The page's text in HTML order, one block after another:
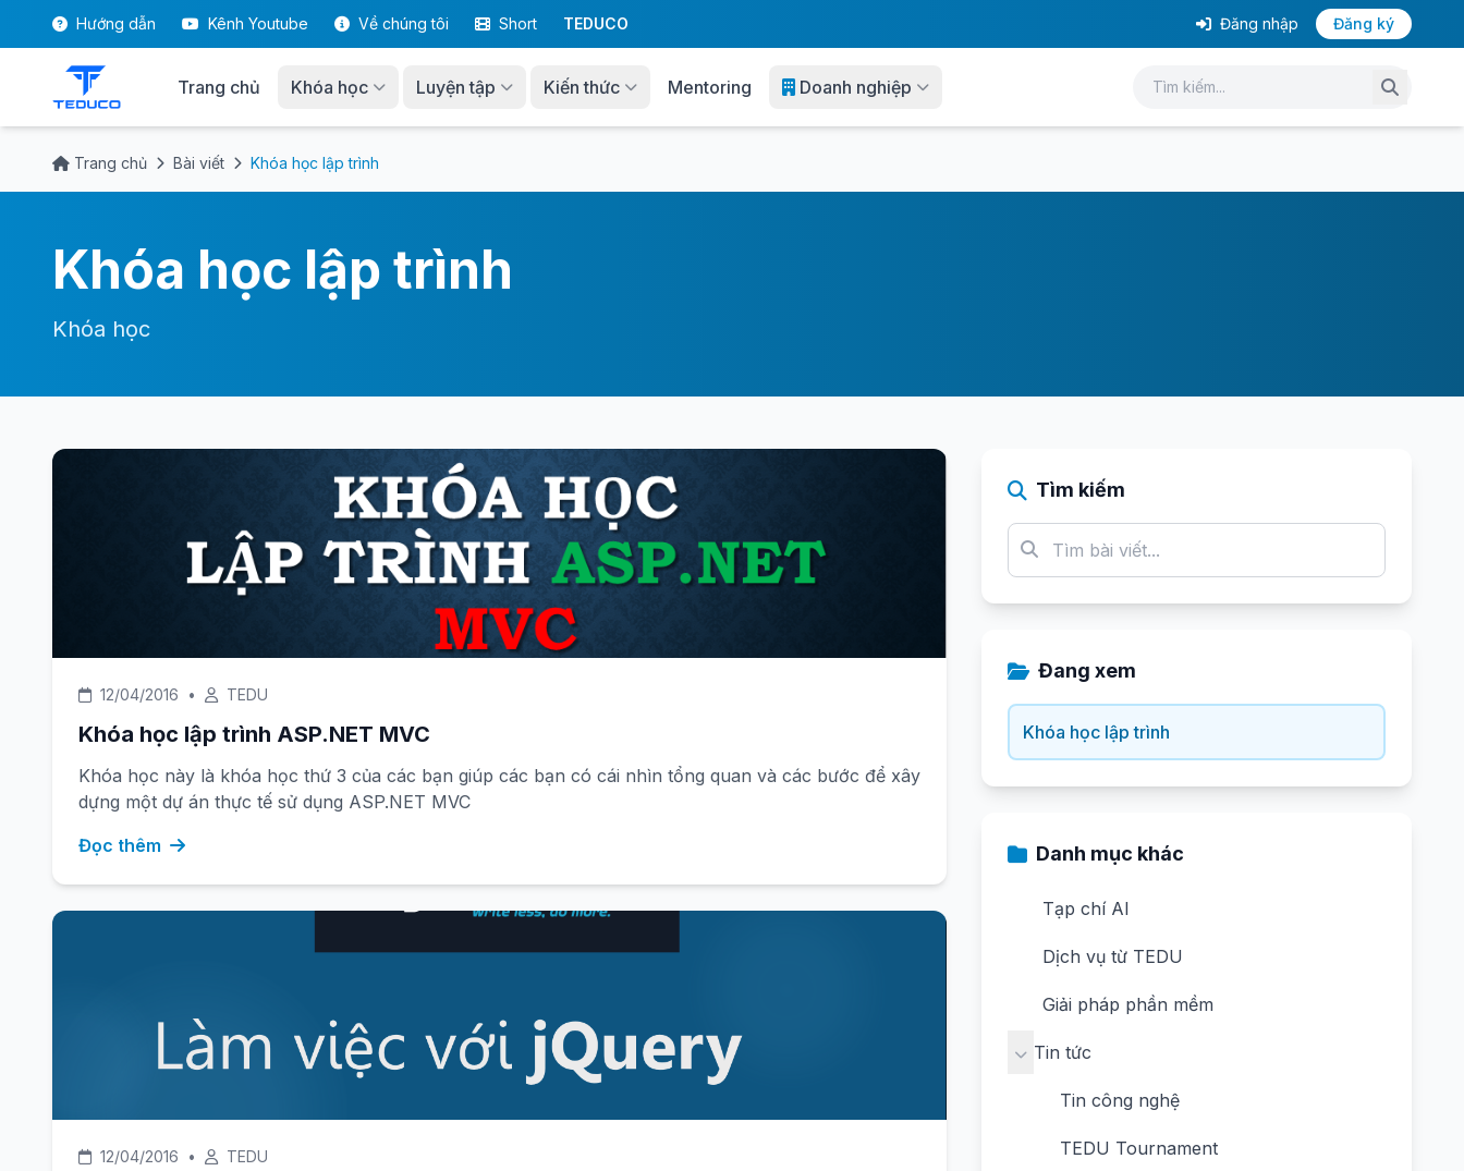
Hướng dẫn Kênh Youtube Về chúng tôi Short TEDUCO Đăng nhập Đăng ký
Trang chủ Khóa học Luyện tập Kiến thức Mentoring Doanh nghiệp
Trang chủ Bài viết Khóa học lập trình
Khóa học lập trình
Khóa học
12/04/2016 • TEDU
Khóa học lập trình ASP.NET MVC
Khóa học này là khóa học thứ 3 của các bạn giúp các bạn có cái nhìn tổng quan và các bước để xây
dựng một dự án thực tế sử dụng ASP.NET MVC
Đọc thêm
12/04/2016 • TEDU
Tìm kiếm
Đang xem
Khóa học lập trình
Danh mục khác
Tạp chí AI
Dịch vụ từ TEDU
Giải pháp phần mềm
Tin tức
Tin công nghệ
TEDU Tournament